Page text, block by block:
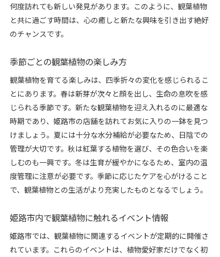
何度訪れても新しい発見があります。このように、観葉植物
と共に過ごす時間は、心の癒しと新たな興味を引き出す絶好
のチャンスです。
季節ごとの観葉植物の楽しみ方
観葉植物を育てる楽しみは、四季折々の変化を感じられるこ
とにあります。春は新芽が次々と顔を出し、生命の息吹を感
じられる季節です。新たな観葉植物を迎え入れるのに最適な
時期であり、姫路市の店舗を訪れてお気に入りの一鉢を見つ
けましょう。夏には十分な水分補給が必要なため、日陰での
管理が大切です。秋は紅葉する植物を選び、その色合いを楽
しむのも一興です。冬は生育が緩やかになるため、室内の温
度管理に注意が必要です。季節に応じたケアを心がけること
で、観葉植物との生活がより充実したものとなるでしょう。
姫路市内で観葉植物に触れるイベント情報
姫路市では、観葉植物に関連するイベントが定期的に開催さ
れています。これらのイベントは、植物愛好家だけでなく初